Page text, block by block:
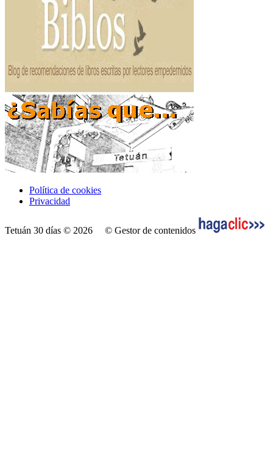
Política de cookies
Privacidad
Tetuán 30 días © 2026 © Gestor de contenidos